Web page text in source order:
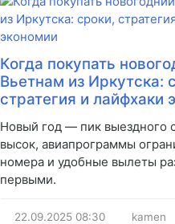
Когда покупать
Вьетнам из Иркутска:
стратегия и лайфхаки
Новый год — пик выездного
высок, авиапрограммы
номера и удобные вылеты
первыми.
22.09.2025 08:30 kamen